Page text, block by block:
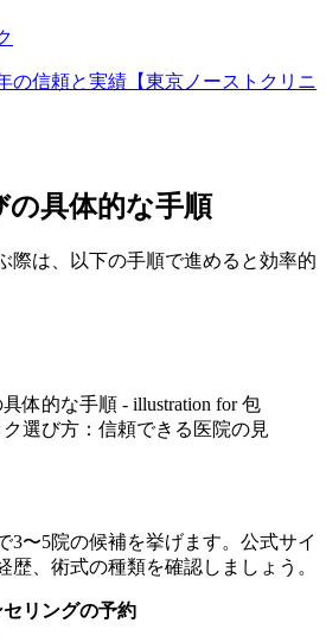
の信頼と実績【東京ノーストクリニ
具体的な手順
際は、以下の手順で進めると効率的
体的な手順 - illustration for 包
選び方：信頼できる医院の見
3〜5院の候補を挙げます。公式サイ
歴、術式の種類を確認しましょう。
リングの予約